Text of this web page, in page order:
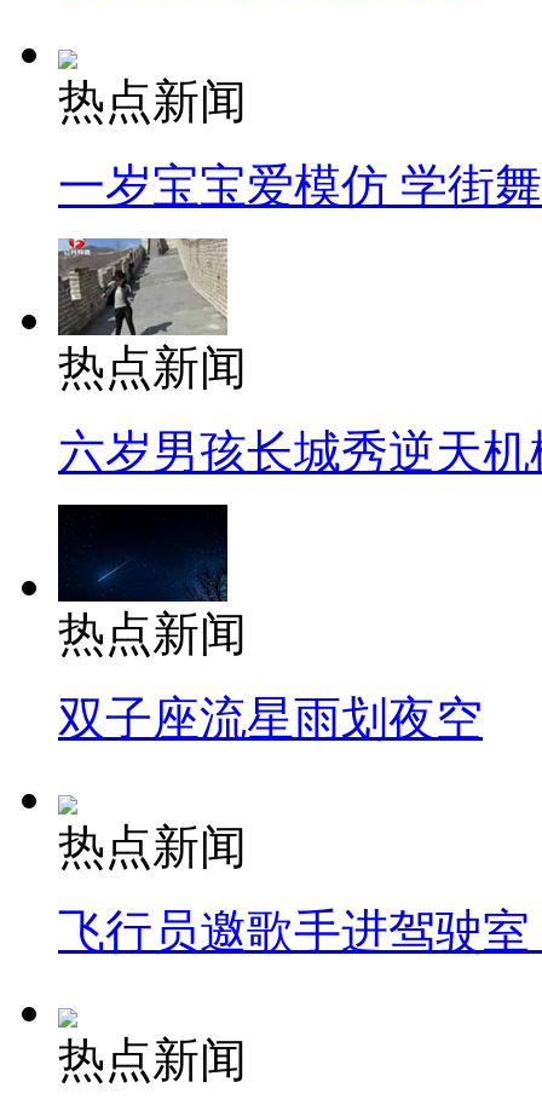
热点新闻
一岁宝宝爱模仿 学街
热点新闻
六岁男孩长城秀逆天机
热点新闻
双子座流星雨划夜空
热点新闻
飞行员邀歌手进驾驶
热点新闻